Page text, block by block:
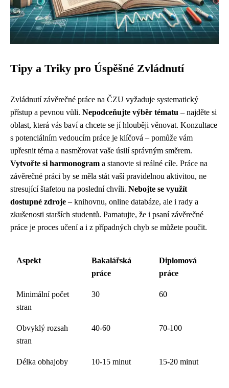
Tipy a Triky pro Úspěšné Zvládnutí
Zvládnutí závěrečné práce na ČZU vyžaduje systematický
přístup a pevnou vůli. Nepodceňujte výběr tématu – najděte si
oblast, která vás baví a chcete se jí hlouběji věnovat. Konzultace
s potenciálním vedoucím práce je klíčová – pomůže vám
upřesnit téma a nasměrovat vaše úsilí správným směrem.
Vytvořte si harmonogram a stanovte si reálné cíle. Práce na
závěrečné práci by se měla stát vaší pravidelnou aktivitou, ne
stresující štafetou na poslední chvíli. Nebojte se využít
dostupné zdroje – knihovnu, online databáze, ale i rady a
zkušenosti starších studentů. Pamatujte, že i psaní závěrečné
práce je proces učení a i z případných chyb se můžete poučit.
Aspekt
Bakalářská
práce
Diplomová
práce
Minimální počet
stran
30 60
Obvyklý rozsah
stran
40-60 70-100
Délka obhajoby 10-15 minut 15-20 minut